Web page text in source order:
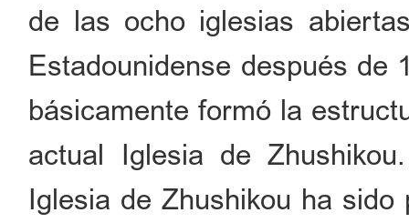
de las ocho iglesias
Estadounidense después de
básicamente formó la
actual Iglesia de
Iglesia de Zhushikou ha